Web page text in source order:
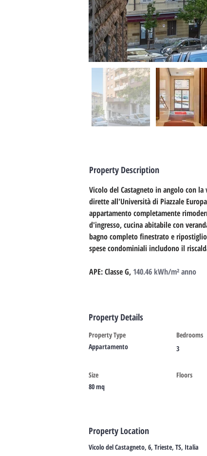
Property Description
Vicolo del Castagneto in angolo con
dirette all'Università di Piazzale
appartamento completamente
d'ingresso, cucina abitabile con
bagno completo finestrato e
spese condominiali includono il
APE: Classe G, 140.46 kWh/m² anno
Property Details
Property Type
Appartamento
Bedrooms
3
Size
80 mq
Floors
Property Location
Vicolo del Castagneto, 6, Trieste, TS, Italia